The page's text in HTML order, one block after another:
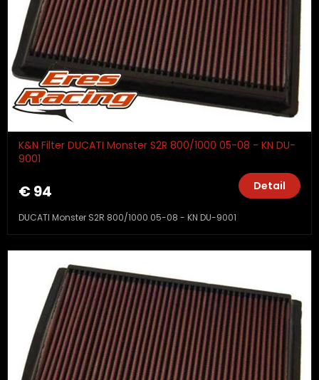
K&N Filter DUCATI Monster S2R 800/1000 05-08 - KN DU-
9001
€ 94 Detail
DUCATI Monster S2R 800/1000 05-08 - KN DU-9001